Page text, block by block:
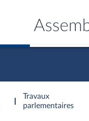
Travaux
parlementaires